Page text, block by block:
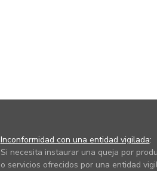
Inconformidad con una entidad vigilada:
Si necesita instaurar una queja por
o servicios ofrecidos por una entidad